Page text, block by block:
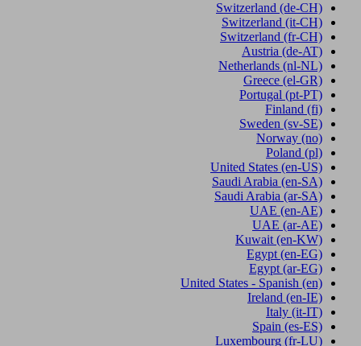
Switzerland (de-CH)
Switzerland (it-CH)
Switzerland (fr-CH)
Austria (de-AT)
Netherlands (nl-NL)
Greece (el-GR)
Portugal (pt-PT)
Finland (fi)
Sweden (sv-SE)
Norway (no)
Poland (pl)
United States (en-US)
Saudi Arabia (en-SA)
Saudi Arabia (ar-SA)
UAE (en-AE)
UAE (ar-AE)
Kuwait (en-KW)
Egypt (en-EG)
Egypt (ar-EG)
United States - Spanish (en)
Ireland (en-IE)
Italy (it-IT)
Spain (es-ES)
Luxembourg (fr-LU)